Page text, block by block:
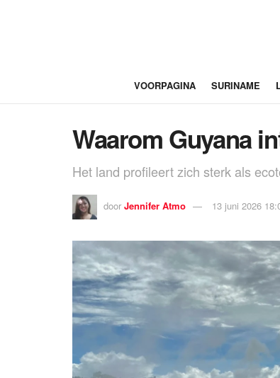
VOORPAGINA SURINAME
Waarom Guyana
Het land profileert zich sterk als
door Jennifer Atmo 13 juni 2026